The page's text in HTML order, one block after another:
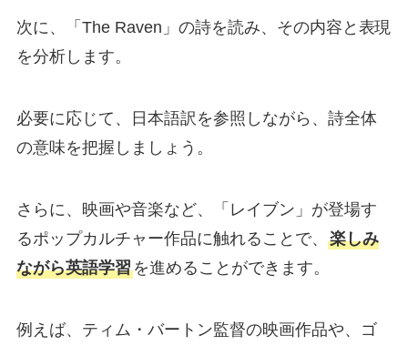
次に、「The Raven」の詩を読み、その内容と表現
を分析します。
必要に応じて、日本語訳を参照しながら、詩全体
の意味を把握しましょう。
さらに、映画や音楽など、「レイブン」が登場す
るポップカルチャー作品に触れることで、 楽しみ
ながら英語学習を進めることができます。
例えば、ティム・バートン監督の映画作品や、ゴ